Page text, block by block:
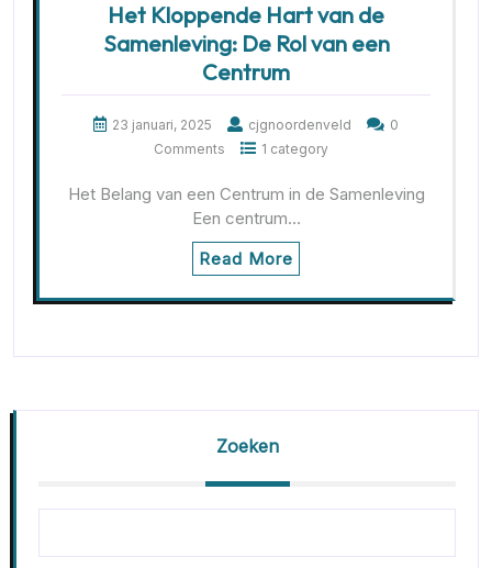
Het Kloppende Hart van de
Samenleving: De Rol van een
Centrum
23 januari, 2025 cjgnoordenveld
0
Comments
1 category
Het Belang van een Centrum in de Samenleving
Een centrum…
Read More
Zoeken